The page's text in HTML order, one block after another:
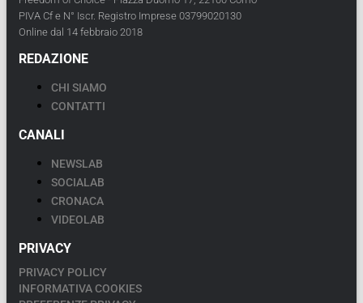
PIVA Cf e N° Iscr. Registro Imprese 03799020130
Online dal 14 febbraio 2018
REDAZIONE
CHI SIAMO
CONTATTI
CANALI
NEWSLAB
SOCIALAB
CRONACA
VIDEOLAB
PRIVACY
PRIVACY POLICY
INFORMATIVA COOKIES